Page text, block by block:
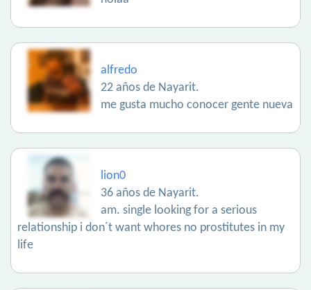
alfredo
22 años de Nayarit.
me gusta mucho conocer gente nueva
lion0
36 años de Nayarit.
am. single looking for a serious
relationship i don´t want whores no prostitutes in my
life